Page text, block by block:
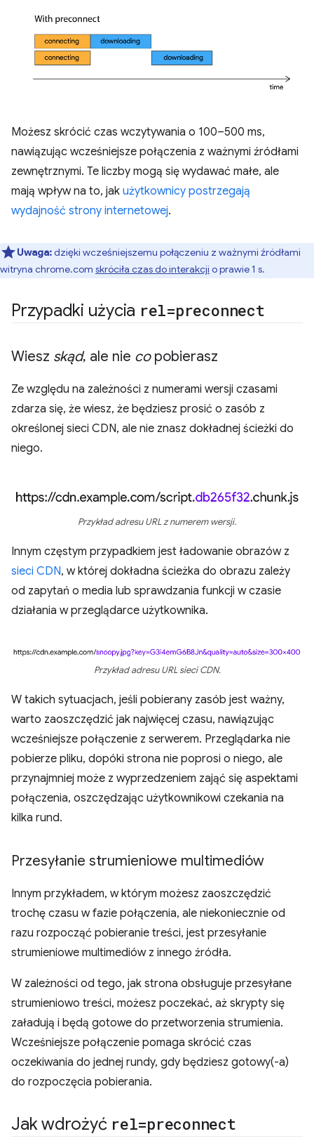
Możesz skrócić czas wczytywania o 100–500 ms,
nawiązując wcześniejsze połączenia z ważnymi źródłami
zewnętrznymi. Te liczby mogą się wydawać małe, ale
mają wpływ na to, jak użytkownicy postrzegają
wydajność strony internetowej.
Uwaga:dzięki wcześniejszemu połączeniu z ważnymi źródłami
witryna chrome.com skróciła czas do interakcji o prawie 1 s.
Przypadki użycia rel=preconnect
Wiesz skąd, ale nie copobierasz
Ze względu na zależności z numerami wersji czasami
zdarza się, że wiesz, że będziesz prosić o zasób z
określonej sieci CDN, ale nie znasz dokładnej ścieżki do
niego.
Przykład adresu URL z numerem wersji.
Innym częstym przypadkiem jest ładowanie obrazów z
sieci CDN, w której dokładna ścieżka do obrazu zależy
od zapytań o media lub sprawdzania funkcji w czasie
działania w przeglądarce użytkownika.
Przykład adresu URL sieci CDN.
W takich sytuacjach, jeśli pobierany zasób jest ważny,
warto zaoszczędzić jak najwięcej czasu, nawiązując
wcześniejsze połączenie z serwerem. Przeglądarka nie
pobierze pliku, dopóki strona nie poprosi o niego, ale
przynajmniej może z wyprzedzeniem zająć się aspektami
połączenia, oszczędzając użytkownikowi czekania na
kilka rund.
Przesyłanie strumieniowe multimediów
Innym przykładem, w którym możesz zaoszczędzić
trochę czasu w fazie połączenia, ale niekoniecznie od
razu rozpocząć pobieranie treści, jest przesyłanie
strumieniowe multimediów z innego źródła.
W zależności od tego, jak strona obsługuje przesyłane
strumieniowo treści, możesz poczekać, aż skrypty się
załadują i będą gotowe do przetworzenia strumienia.
Wcześniejsze połączenie pomaga skrócić czas
oczekiwania do jednej rundy, gdy będziesz gotowy(-a)
do rozpoczęcia pobierania.
Jak wdrożyć rel=preconnect